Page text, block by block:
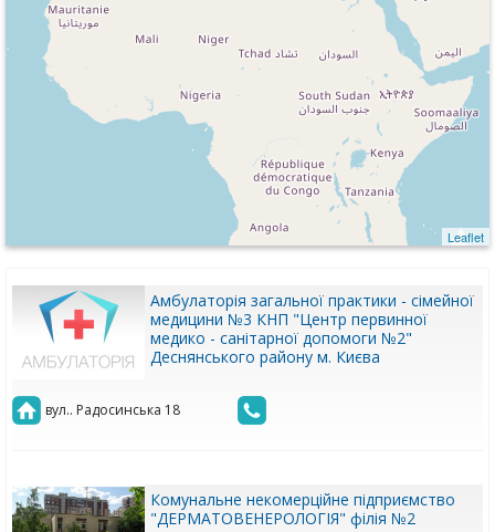
Leaflet
Амбулаторія загальної практики - сімейної
медицини №3 КНП "Центр первинної
медико - санітарної допомоги №2"
Деснянського району м. Києва
вул.. Радосинська 18
Комунальне некомерційне підприємство
"ДЕРМАТОВЕНЕРОЛОГІЯ" філія №2